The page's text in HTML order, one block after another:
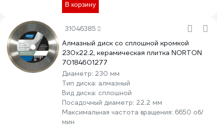
В корзину
31046385
Алмазный диск со сплошной кромкой
230x22.2, керамическая плитка NORTON
70184601277
Диаметр: 230 мм
Тип диска: алмазный
Вид диска: сплошной
Посадочный диаметр: 22.2 мм
Максимальная частота вращения: 6650 об/
мин